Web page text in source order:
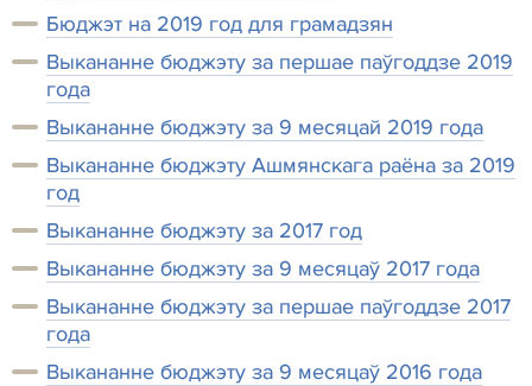
Бюджэт на 2019 год для грамадзян
Выкананне бюджэту за першае паўгоддзе 2019
года
Выкананне бюджэту за 9 месяцай 2019 года
Выкананне бюджэту Ашмянскага раёна за 2019
год
Выкананне бюджэту за 2017 год
Выкананне бюджэту за 9 месяцаў 2017 года
Выкананне бюджэту за першае паўгоддзе 2017
года
Выкананне бюджэту за 9 месяцаў 2016 года